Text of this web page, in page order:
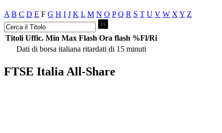
A B C D E F G H I J K L M N O P Q R S T U V W X Y Z
Titoli Uffic. Min Max Flash Ora flash %Fl/Ri
Dati di borsa italiana ritardati di 15 minuti
FTSE Italia All-Share